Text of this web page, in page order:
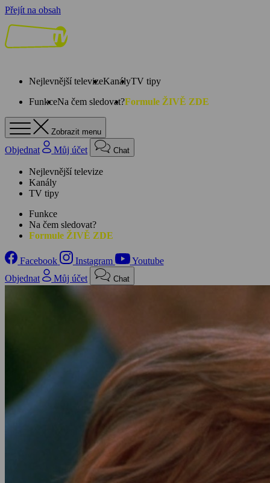
Přejít na obsah
Nejlevnější televizeKanályTV tipy
FunkceNa čem sledovat?Formule ŽIVĚ ZDE
Zobrazit menu
Objednat Můj účet Chat
Nejlevnější televize
Kanály
TV tipy
Funkce
Na čem sledovat?
Formule ŽIVĚ ZDE
Facebook Instagram
Youtube
Objednat
Můj účet Chat